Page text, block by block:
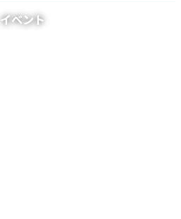
イベント